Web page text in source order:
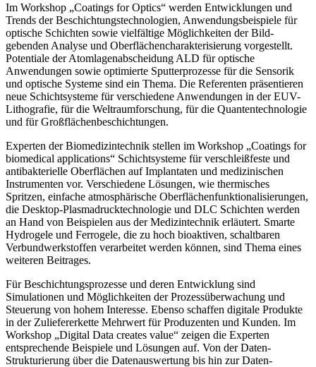
Im Workshop „Coatings for Optics“ werden Entwicklungen und
Trends der Beschichtungstechnologien, Anwendungsbeispiele für
optische Schichten sowie vielfältige Möglichkeiten der Bild-
gebenden Analyse und Oberflächencharakterisierung vorgestellt.
Potentiale der Atomlagenabscheidung ALD für optische
Anwendungen sowie optimierte Sputterprozesse für die Sensorik
und optische Systeme sind ein Thema. Die Referenten präsentieren
neue Schichtsysteme für verschiedene Anwendungen in der EUV-
Lithografie, für die Weltraumforschung, für die Quantentechnologie
und für Großflächenbeschichtungen.
Experten der Biomedizintechnik stellen im Workshop „Coatings for
biomedical applications“ Schichtsysteme für verschleißfeste und
antibakterielle Oberflächen auf Implantaten und medizinischen
Instrumenten vor. Verschiedene Lösungen, wie thermisches
Spritzen, einfache atmosphärische Oberflächenfunktionalisierungen,
die Desktop-Plasmadrucktechnologie und DLC Schichten werden
an Hand von Beispielen aus der Medizintechnik erläutert. Smarte
Hydrogele und Ferrogele, die zu hoch bioaktiven, schaltbaren
Verbundwerkstoffen verarbeitet werden können, sind Thema eines
weiteren Beitrages.
Für Beschichtungsprozesse und deren Entwicklung sind
Simulationen und Möglichkeiten der Prozessüberwachung und
Steuerung von hohem Interesse. Ebenso schaffen digitale Produkte
in der Zuliefererkette Mehrwert für Produzenten und Kunden. Im
Workshop „Digital Data creates value“ zeigen die Experten
entsprechende Beispiele und Lösungen auf. Von der Daten-
Strukturierung über die Datenauswertung bis hin zur Daten-